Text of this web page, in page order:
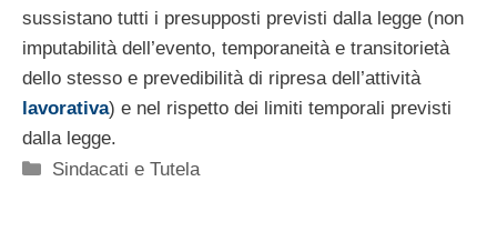
sussistano tutti i presupposti previsti dalla legge (non
imputabilità dell’evento, temporaneità e transitorietà
dello stesso e prevedibilità di ripresa dell’attività
lavorativa) e nel rispetto dei limiti temporali previsti
dalla legge.
Categorie
Sindacati e Tutela